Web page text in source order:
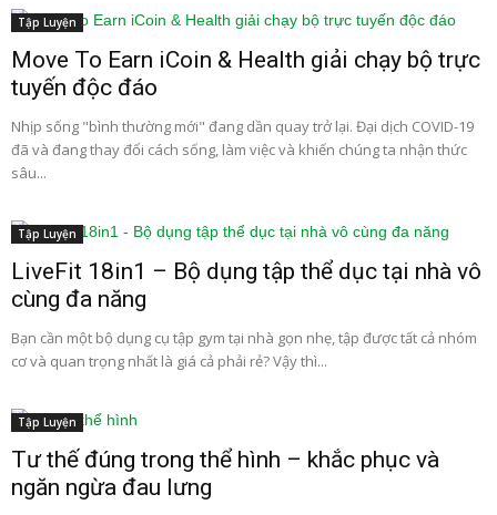
Tập Luyện
Move To Earn iCoin & Health giải chạy bộ trực
tuyến độc đáo
Nhịp sống "bình thường mới" đang dần quay trở lại. Đại dịch COVID-19
đã và đang thay đổi cách sống, làm việc và khiến chúng ta nhận thức
sâu...
Tập Luyện
LiveFit 18in1 – Bộ dụng tập thể dục tại nhà vô
cùng đa năng
Bạn cần một bộ dụng cụ tập gym tại nhà gọn nhẹ, tập được tất cả nhóm
cơ và quan trọng nhất là giá cả phải rẻ? Vậy thì...
Tập Luyện
Tư thế đúng trong thể hình – khắc phục và
ngăn ngừa đau lưng